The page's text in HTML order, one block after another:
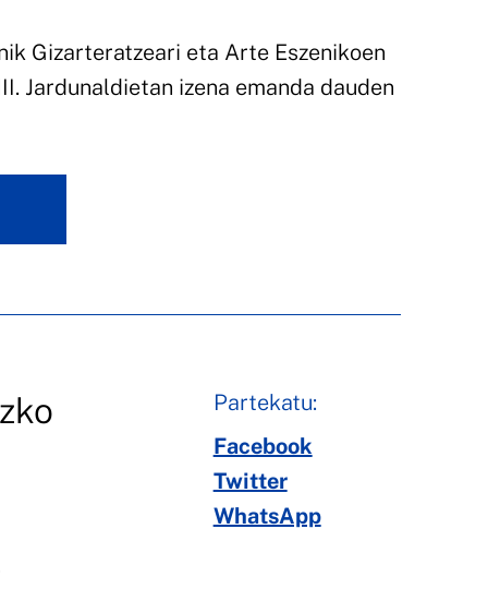
Gizarteratzeari eta Arte Eszenikoen
Jardunaldietan izena emanda dauden
Partekatu:
Facebook
Twitter
WhatsApp